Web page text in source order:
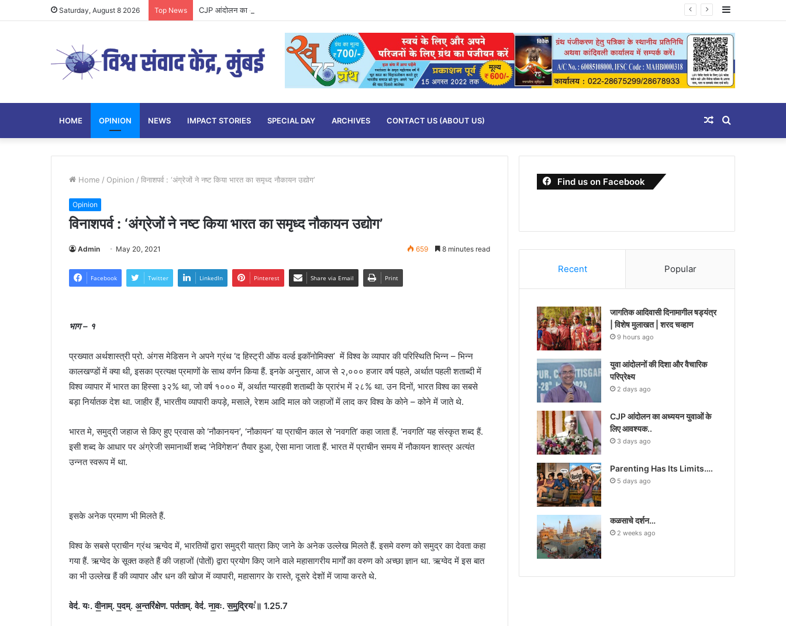
Saturday, August 8 2026 Top News CJP आंदोलन का अध्ययन युवाओं के लिए आवश्यक.. Sidebar
HOME OPINION NEWS IMPACT STORIES SPECIAL DAY ARCHIVES CONTACT US (ABOUT US) Search
for
Random
Article
Home / Opinion / विनाशपर्व : ‘अंग्रेजों ने नष्ट किया भारत का समृध्द नौकायन उद्योग’
Opinion
विनाशपर्व : ‘अंग्रेजों ने नष्ट किया भारत का समृध्द नौकायन उद्योग’
Admin May 20, 2021 659 8 minutes read
Facebook Twitter LinkedIn Pinterest Share via Email Print
भाग – १
प्रख्यात अर्थशास्त्री प्रो. अंगस मेडिसन ने अपने ग्रंथ ‘द हिस्ट्री ऑफ वर्ल्ड इकॉनोमिक्स’ में विश्व के व्यापार की परिस्थिति भिन्न – भिन्न
कालखण्डों में क्या थी, इसका प्रत्यक्ष प्रमाणों के साथ वर्णन किया हैं. इनके अनुसार, आज से २,००० हजार वर्ष पहले, अर्थात पहली शताब्दी में
विश्व व्यापार में भारत का हिस्सा ३२% था, जो वर्ष १००० में, अर्थात ग्यारहवी शताब्दी के प्रारंभ में २८% था. उन दिनों, भारत विश्व का सबसे
बड़ा निर्यातक देश था. जाहीर हैं, भारतीय व्यापारी कपड़े, मसाले, रेशम आदि माल को जहाजों में लाद कर विश्व के कोने – कोने में जाते थे.
भारत मे, समुद्री जहाज से किए हुए प्रवास को ‘नौकानयन’, ‘नौकायन’ या प्राचीन काल से ‘नवगति’ कहा जाता हैं. ‘नवगति’ यह संस्कृत शब्द हैं.
इसी शब्द के आधार पर अंग्रेजी समानार्थी शब्द ‘नेविगेशन’ तैयार हुआ, ऐसा माना जाता हैं. भारत में प्राचीन समय में नौकायन शास्त्र अत्यंत
उन्नत स्वरूप में था.
इसके अनेक प्रमाण भी मिलते हैं.
विश्व के सबसे प्राचीन ग्रंथ ऋग्वेद में, भारतियों द्वारा समुद्री यात्रा किए जाने के अनेक उल्लेख मिलते हैं. इसमे वरुण को समुद्र का देवता कहा
गया हैं. ऋग्वेद के सूक्त कहते हैं की जहाजों (पोतों) द्वारा प्रयोग किए जाने वाले महासागरीय मार्गों का वरुण को अच्छा ज्ञान था. ऋग्वेद में इस बात
का भी उल्लेख हैं की व्यापार और धन की खोज में व्यापारी, महासागर के रास्ते, दूसरे देशों में जाया करते थे.
वेद॑. यः. वी॒नाम्. प॒दम्. अ॒न्तरि॑क्षेण. पत॑ताम्. वेद॑. ना॒वः. स॒मु॒द्रियः॑॥ 1.25.7
Find us on Facebook
Recent Popular
जागतिक आदिवासी दिनामागील षड्यंत्र
| विशेष मुलाखत | शरद चव्हाण
9 hours ago
युवा आंदोलनों की दिशा और वैचारिक
परिप्रेक्ष्य
2 days ago
CJP आंदोलन का अध्ययन युवाओं के
लिए आवश्यक..
3 days ago
Parenting Has Its Limits….
5 days ago
कळसाचे दर्शन…
2 weeks ago